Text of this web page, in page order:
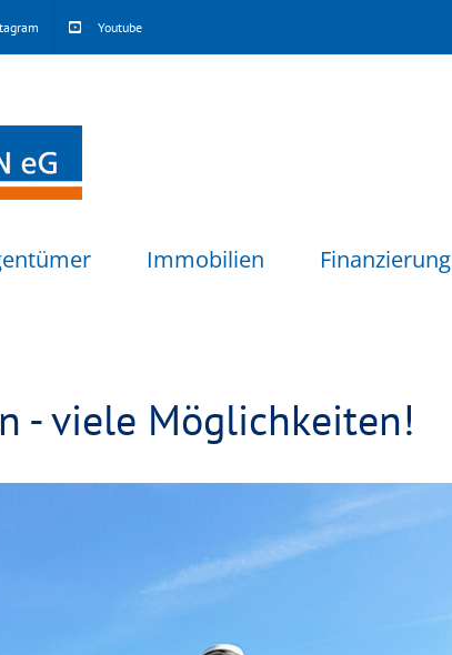
Youtube
Immobilien Finanzierung
- viele Möglichkeiten!